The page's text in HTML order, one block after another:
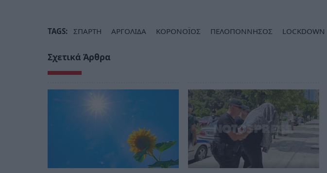
TAGS: ΣΠΑΡΤΗ ΑΡΓΟΛΙΔΑ ΚΟΡΟΝΟΪΟΣ ΠΕΛΟΠΟΝΝΗΣΟΣ LOCKDOWN
Σχετικά Άρθρα